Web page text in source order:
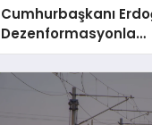
Cumhurbaşkanı
Dezenformasyonla
Mücadeleyi Millî
Sorunu Saydı